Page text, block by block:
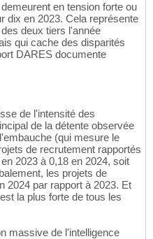
en tension forte ou
dix en 2023. Cela représente
deux tiers l'année
qui cache des disparités
DARES documente
de l'intensité des
de la détente observée
(qui mesure le
de recrutement rapportés
2023 à 0,18 en 2024, soit
les projets de
2024 par rapport à 2023. Et
la plus forte de tous les
massive de l'intelligence